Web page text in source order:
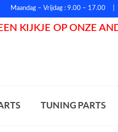
Maandag – Vrijdag : 9.00 – 17.00
KIJKJE OP ONZE
TUNING PARTS